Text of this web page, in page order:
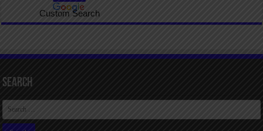
Custom Search
Search